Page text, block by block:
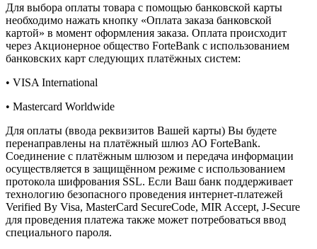
Для выбора оплаты товара с помощью банковской карты
необходимо нажать кнопку «Оплата заказа банковской
картой» в момент оформления заказа. Оплата происходит
через Акционерное общество ForteBank с использованием
банковских карт следующих платёжных систем:
• VISA International
• Mastercard Worldwide
Для оплаты (ввода реквизитов Вашей карты) Вы будете
перенаправлены на платёжный шлюз АО ForteBank.
Соединение с платёжным шлюзом и передача информации
осуществляется в защищённом режиме с использованием
протокола шифрования SSL. Если Ваш банк поддерживает
технологию безопасного проведения интернет-платежей
Verified By Visa, MasterCard SecureCode, MIR Accept, J-Secure
для проведения платежа также может потребоваться ввод
специального пароля.